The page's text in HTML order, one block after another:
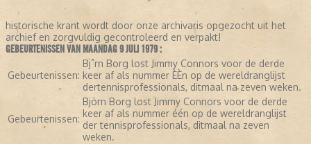
historische krant wordt door onze archivaris opgezocht uit het
archief en zorgvuldig gecontroleerd en verpakt!
GEBEURTENISSEN VAN MAANDAG 9 JULI 1979 :
Gebeurtenissen:
Bjˆrn Borg lost Jimmy Connors voor de derde
keer af als nummer ÈÈn op de wereldranglijst
dertennisprofessionals, ditmaal na zeven weken.
Gebeurtenissen:
Björn Borg lost Jimmy Connors voor de derde
keer af als nummer één op de wereldranglijst
der tennisprofessionals, ditmaal na zeven
weken.